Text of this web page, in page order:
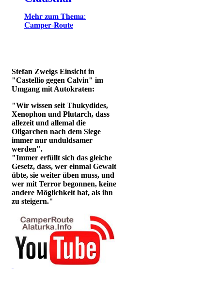
𝐌𝐞𝐡𝐫 𝐳𝐮𝐦 𝐓𝐡𝐞𝐦𝐚:
𝐂𝐚𝐦𝐩𝐞𝐫-𝐑𝐨𝐮𝐭𝐞
Stefan Zweigs Einsicht in
"Castellio gegen Calvin" im
Umgang mit Autokraten:
"Wir wissen seit Thukydides,
Xenophon und Plutarch, dass
allezeit und allemal die
Oligarchen nach dem Siege
immer nur unduldsamer
werden".
"Immer erfüllt sich das gleiche
Gesetz, dass, wer einmal Gewalt
übte, sie weiter üben muss, und
wer mit Terror begonnen, keine
andere Möglichkeit hat, als ihn
zu steigern."